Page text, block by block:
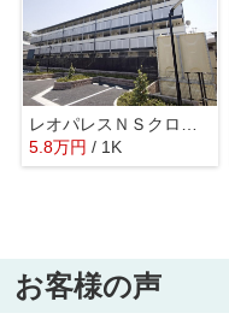
5.8万円 / 1K
お客様の声